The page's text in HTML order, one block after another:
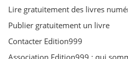
Lire gratuitement des livres
Publier gratuitement un livre
Contacter Edition999